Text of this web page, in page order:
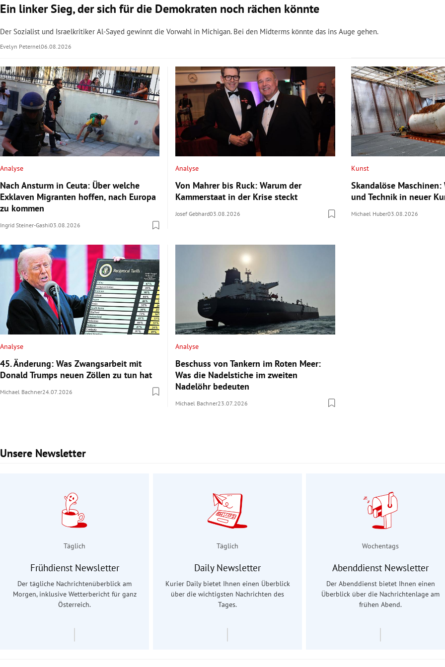
Ein linker Sieg, der sich für die Demokraten noch rächen könnte
Der Sozialist und Israelkritiker Al-Sayed gewinnt die Vorwahl in Michigan. Bei den Midterms könnte das ins Auge gehen.
Evelyn Peternel06.08.2026
Analyse
Nach Ansturm in Ceuta: Über welche
Exklaven Migranten hoffen, nach Europa
zu kommen
Ingrid Steiner-Gashi03.08.2026
Analyse
Von Mahrer bis Ruck: Warum der
Kammerstaat in der Krise steckt
Josef Gebhard03.08.2026
Kunst
Skandalöse
und Technik in neuer
Michael Huber03.08.2026
Analyse
45. Änderung: Was Zwangsarbeit mit
Donald Trumps neuen Zöllen zu tun hat
Michael Bachner24.07.2026
Analyse
Beschuss von Tankern im Roten Meer:
Was die Nadelstiche im zweiten
Nadelöhr bedeuten
Michael Bachner23.07.2026
Unsere Newsletter
Slide 1 von 3
Täglich
Frühdienst Newsletter
Der tägliche Nachrichtenüberblick am
Morgen, inklusive Wetterbericht für ganz
Österreich.
Täglich
Daily Newsletter
Kurier Daily bietet Ihnen einen Überblick
über die wichtigsten Nachrichten des
Tages.
Wochentags
Abenddienst Newsletter
Der Abenddienst bietet Ihnen einen
Überblick über die Nachrichtenlage am
frühen Abend.